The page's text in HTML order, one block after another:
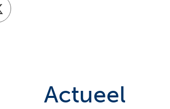
op X
Actueel